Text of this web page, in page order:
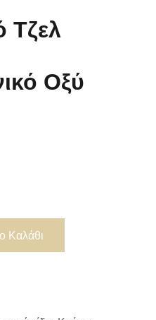
Τζελ
Οξύ
Καλάθι